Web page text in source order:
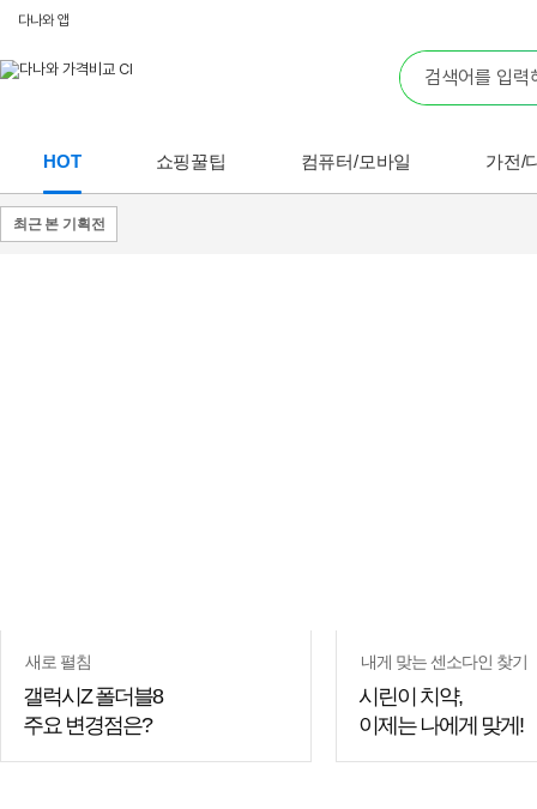
다나와 앱
HOT 쇼핑꿀팁 컴퓨터/모바일 가전/
최근 본 기획전
새로 펼침
갤럭시Z 폴더블8
주요 변경점은?
내게 맞는 센소다인 찾기
시린이 치약,
이제는 나에게 맞게!